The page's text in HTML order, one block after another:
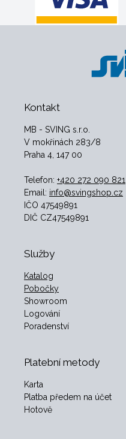
Kontakt
MB - SVING s.r.o.
V mokřinách 283/8
Praha 4, 147 00
Telefon: +420 272 090 821
Email: info@svingshop.cz
IČO 47549891
DIČ CZ47549891
Služby
Katalog
Pobočky
Showroom
Logování
Poradenství
Platební metody
Karta
Platba předem na účet
Hotově